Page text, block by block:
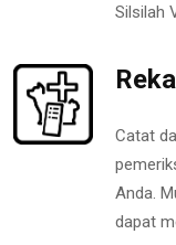
Silsilah
Catat
Anda.
dapat